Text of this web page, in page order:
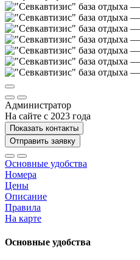
Администратор
На сайте с 2023 года
Показать контакты
Отправить заявку
Основные удобства
Номера
Цены
Описание
Правила
На карте
Основные удобства